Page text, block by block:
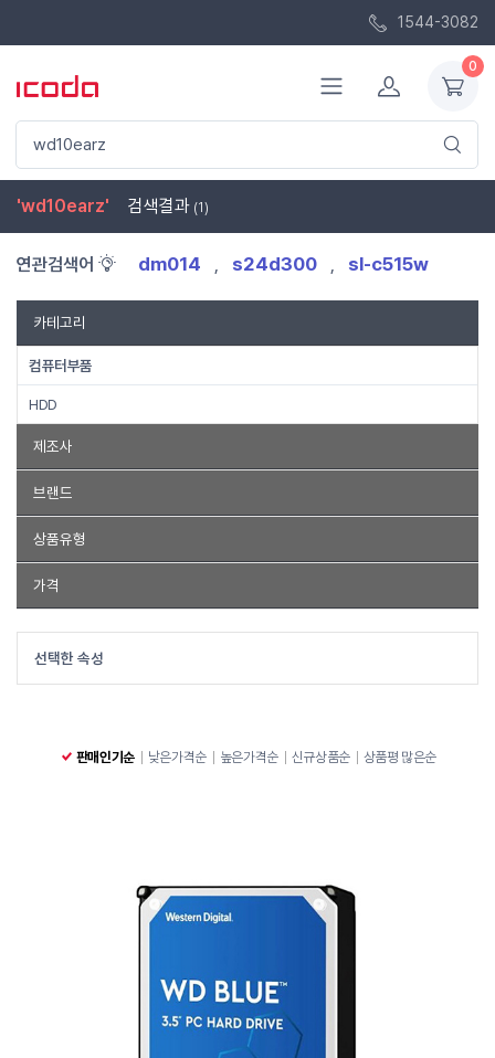
1544-3082
0
'wd10earz' 검색결과 (1)
연관검색어 dm014 , s24d300 , sl-c515w
카테고리
컴퓨터부품
HDD
제조사
WD
브랜드
BLUE
상품유형
3.5 SATA HDD
가격
~
선택한 속성
판매인기순 낮은가격순 높은가격순 신규상품순 상품평 많은순